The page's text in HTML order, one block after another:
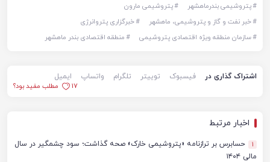
#پتروشیمی بندرماهشهر #پتروشیمی مارون
#خبر نفت و گاز و پتروشیمی، ماهشهر #خبرگزاری پتروانرژی
#سازمان منطقه ویژه اقتصادی پتروشیمی #منطقه اقتصادی بندر ماهشهر
اشتراک گذاری در فیسبوک توییتر تلگرام واتساپ
ایمیل
17
مطلب مفید بود؟
اخبار مرتبط
1
حسابرس بر ترازنامه «پتروشیمی خارک» صحه گذاشت؛ سود چشمگیر در سال
مالی ۱۴۰۴